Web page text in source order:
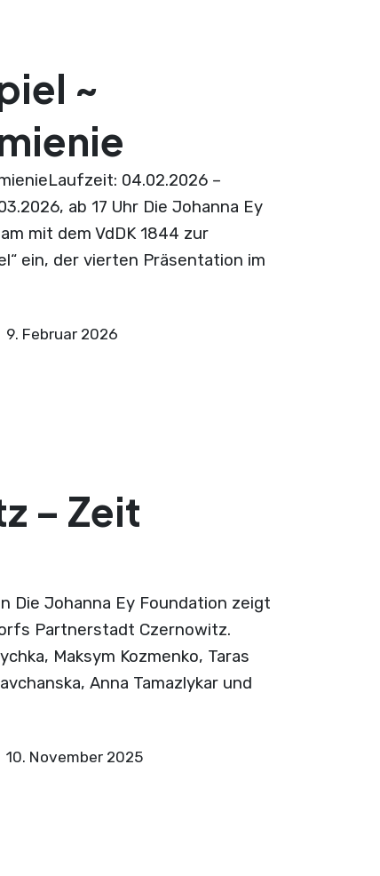
~
04.02.2026 –
ab 17 Uhr Die Johanna Ey
mit dem VdDK 1844 zur
ein, der vierten Präsentation im
9. Februar 2026
– Zeit
Die Johanna Ey Foundation zeigt
Partnerstadt Czernowitz.
Maksym Kozmenko, Taras
Anna Tamazlykar und
10. November 2025